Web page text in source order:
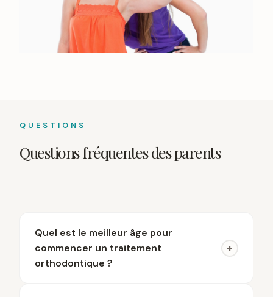
QUESTIONS
Questions fréquentes des parents
Quel est le meilleur âge pour
commencer un traitement
orthodontique ?
+